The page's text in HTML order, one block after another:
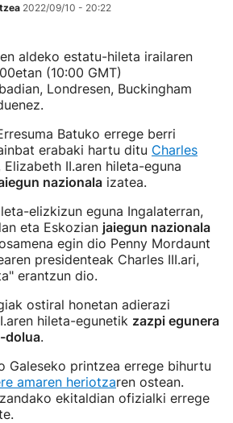
2022/09/10 - 20:22
aldeko estatu-hileta irailaren
(10:00 GMT)
Londresen, Buckingham
Batuko errege berri
erabaki hartu ditu Charles
II.aren hileta-eguna
nazionala izatea.
elizkizun eguna Ingalaterran,
eta Eskozian jaiegun nazionala
egin dio Penny Mordaunt
presidenteak Charles III.ari,
erantzun dio.
ostiral honetan adierazi
hileta-egunetik zazpi egunera
dolua.
Galeseko printzea errege bihurtu
amaren heriotzaren ostean.
ekitaldian ofizialki errege